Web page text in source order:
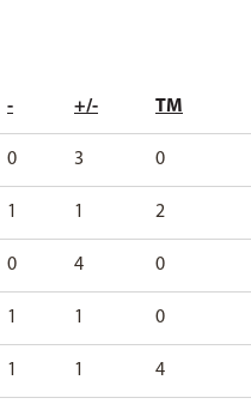
- +/- TM
0 3 0
1 1 2
0 4 0
1 1 0
1 1 4